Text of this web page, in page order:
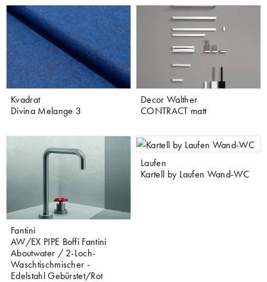
Kvadrat
Divina Melange 3
Decor Walther
CONTRACT matt
Fantini
AW/EX PIPE Boffi Fantini
Aboutwater / 2-Loch-
Waschtischmischer -
Edelstahl Gebürstet/Rot
Laufen
Kartell by Laufen Wand-WC